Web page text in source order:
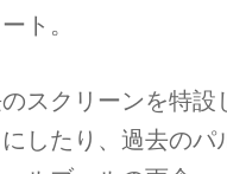
ト。
スクリーンを特設
したり、過去のパ